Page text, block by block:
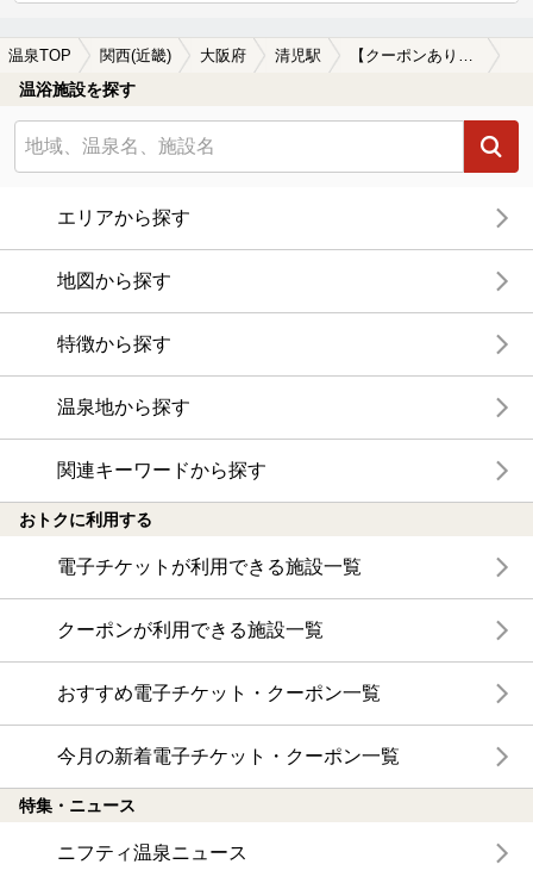
温泉TOP 関西(近畿) 大阪府 清児駅 【クーポンあり】清児駅近くの温泉宿・温泉旅館・ホテルおすすめ(2026年版)
温浴施設を探す
エリアから探す
地図から探す
特徴から探す
温泉地から探す
関連キーワードから探す
おトクに利用する
電子チケットが利用できる施設一覧
クーポンが利用できる施設一覧
おすすめ電子チケット・クーポン一覧
今月の新着電子チケット・クーポン一覧
特集・ニュース
ニフティ温泉ニュース